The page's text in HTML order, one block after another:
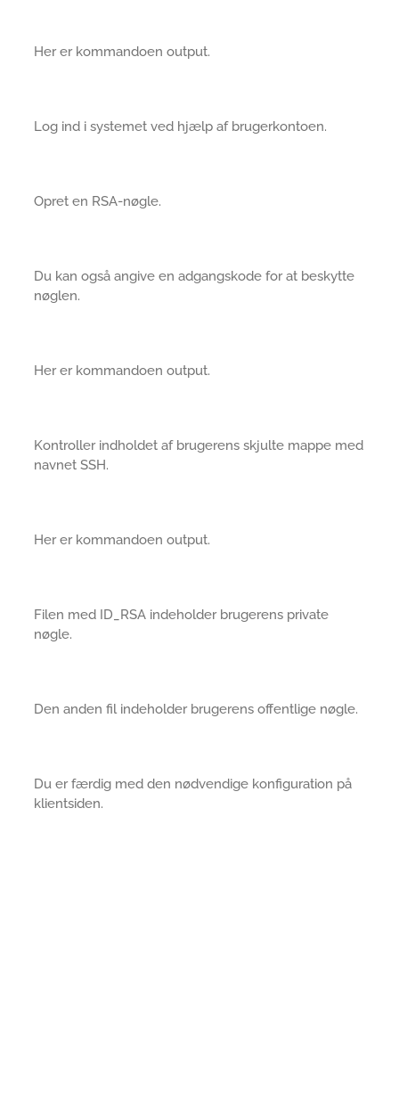
Her er kommandoen output.
Log ind i systemet ved hjælp af brugerkontoen.
Opret en RSA-nøgle.
Du kan også angive en adgangskode for at beskytte
nøglen.
Her er kommandoen output.
Kontroller indholdet af brugerens skjulte mappe med
navnet SSH.
Her er kommandoen output.
Filen med ID_RSA indeholder brugerens private
nøgle.
Den anden fil indeholder brugerens offentlige nøgle.
Du er færdig med den nødvendige konfiguration på
klientsiden.